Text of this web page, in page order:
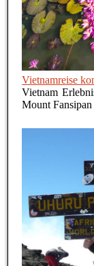
Vietnamreise
Vietnam
Mount